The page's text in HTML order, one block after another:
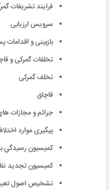
فرایند تشریفات
سرویس ارزیابی
بازبینی و
تخلفات گمرکی و
تخلف گمرکی
قاچاق
جرائم و مجازات
پیگیری موارد
كميسيون رسيدگي
کميسيون تجديد
تشخیص اصول